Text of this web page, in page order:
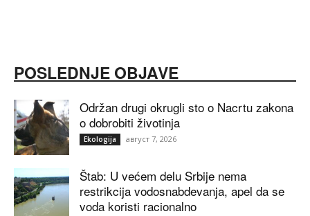
POSLEDNJE OBJAVE
Održan drugi okrugli sto o Nacrtu zakona
o dobrobiti životinja
Ekologija август 7, 2026
Štab: U većem delu Srbije nema
restrikcija vodosnabdevanja, apel da se
voda koristi racionalno